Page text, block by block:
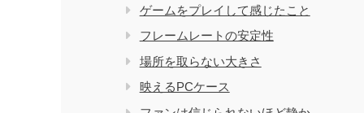
ゲームをプレイして感じたこと
フレームレートの安定性
場所を取らない大きさ
映えるPCケース